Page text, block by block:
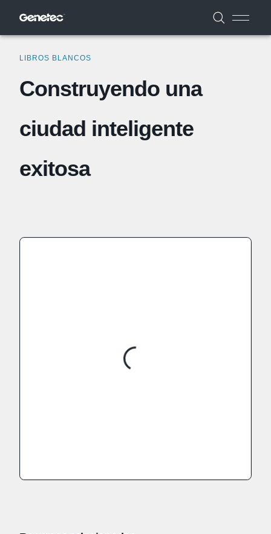
LIBROS BLANCOS
Construyendo una
ciudad inteligente
exitosa